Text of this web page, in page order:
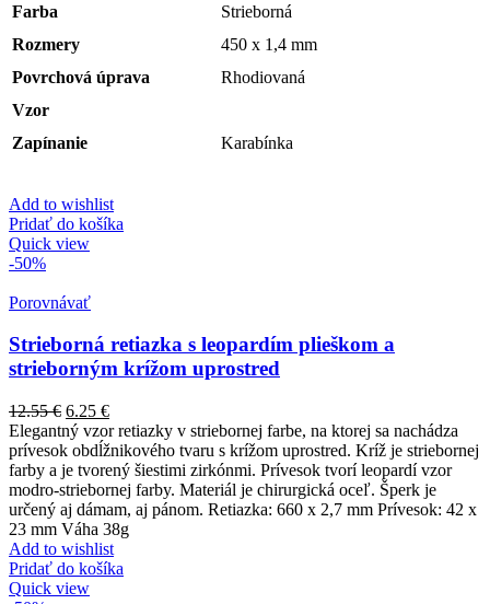
Farba
Strieborná
Rozmery
450 x 1,4 mm
Povrchová úprava
Rhodiovaná
Vzor
Zapínanie
Karabínka
Add to wishlist
Pridať do košíka
Quick view
-50%
Porovnávať
Strieborná retiazka s leopardím plieškom a
strieborným krížom uprostred
12.55€ 6.25 €
Elegantný vzor retiazky v striebornej farbe, na ktorej sa nachádza
prívesok obdĺžnikového tvaru s krížom uprostred. Kríž je striebornej
farby a je tvorený šiestimi zirkónmi. Prívesok tvorí leopardí vzor
modro-striebornej farby. Materiál je chirurgická oceľ. Šperk je
určený aj dámam, aj pánom. Retiazka: 660 x 2,7 mm Prívesok: 42 x
23 mm Váha 38g
Add to wishlist
Pridať do košíka
Quick view